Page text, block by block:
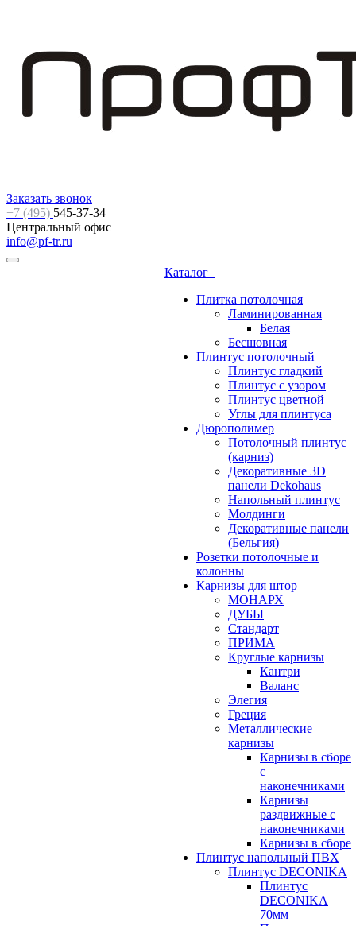
Заказать звонок
+7 (495) 545-37-34
Центральный офис
info@pf-tr.ru
Каталог
Плитка потолочная
Ламинированная
Белая
Бесшовная
Плинтус потолочный
Плинтус гладкий
Плинтус с узором
Плинтус цветной
Углы для плинтуса
Дюрополимер
Потолочный плинтус
(карниз)
Декоративные 3D
панели Dekohaus
Напольный плинтус
Молдинги
Декоративные панели
(Бельгия)
Розетки потолочные и
колонны
Карнизы для штор
МОНАРХ
ДУБЫ
Стандарт
ПРИМА
Круглые карнизы
Кантри
Валанс
Элегия
Греция
Металлические
карнизы
Карнизы в сборе
с
наконечниками
Карнизы
раздвижные с
наконечниками
Карнизы в сборе
Плинтус напольный ПВХ
Плинтус DECONIKA
Плинтус
DECONIKA
70мм